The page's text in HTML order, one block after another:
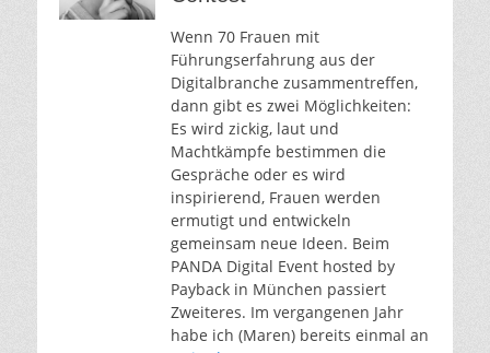
Wenn 70 Frauen mit
Führungserfahrung aus der
Digitalbranche zusammentreffen,
dann gibt es zwei Möglichkeiten:
Es wird zickig, laut und
Machtkämpfe bestimmen die
Gespräche oder es wird
inspirierend, Frauen werden
ermutigt und entwickeln
gemeinsam neue Ideen. Beim
PANDA Digital Event hosted by
Payback in München passiert
Zweiteres. Im vergangenen Jahr
habe ich (Maren) bereits einmal an